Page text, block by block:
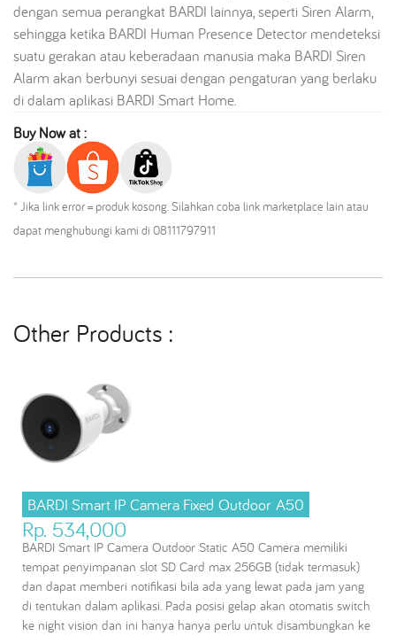
dengan semua perangkat BARDI lainnya, seperti Siren Alarm,
sehingga ketika BARDI Human Presence Detector mendeteksi
suatu gerakan atau keberadaan manusia maka BARDI Siren
Alarm akan berbunyi sesuai dengan pengaturan yang berlaku
di dalam aplikasi BARDI Smart Home.
Buy Now at :
* Jika link error = produk kosong. Silahkan coba link marketplace lain atau
dapat menghubungi kami di 08111797911
Other Products :
BARDI Smart IP Camera Fixed Outdoor A50
Rp. 534,000
BARDI Smart IP Camera Outdoor Static A50 Camera memiliki
tempat penyimpanan slot SD Card max 256GB (tidak termasuk)
dan dapat memberi notifikasi bila ada yang lewat pada jam yang
di tentukan dalam aplikasi. Pada posisi gelap akan otomatis switch
ke night vision dan ini hanya hanya perlu untuk disambungkan ke